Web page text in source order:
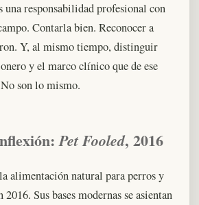
responsabilidad profesional con
Contarla bien. Reconocer a
Y, al mismo tiempo, distinguir
y el marco clínico que de ese
son lo mismo.
Pet Fooled, 2016
alimentación natural para perros y
2016. Sus bases modernas se asientan